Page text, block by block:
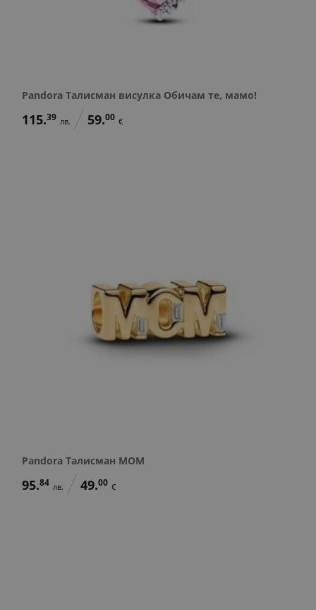
Pandora Талисман висулка Обичам те, мамо!
115.39 лв. 59.00 €
Pandora Талисман MOM
95.84 лв. 49.00 €